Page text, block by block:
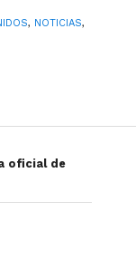
, NOTICIAS,
oficial de